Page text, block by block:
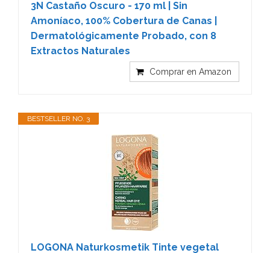
3N Castaño Oscuro - 170 ml | Sin
Amoníaco, 100% Cobertura de Canas |
Dermatológicamente Probado, con 8
Extractos Naturales
Comprar en Amazon
BESTSELLER NO. 3
LOGONA Naturkosmetik Tinte vegetal